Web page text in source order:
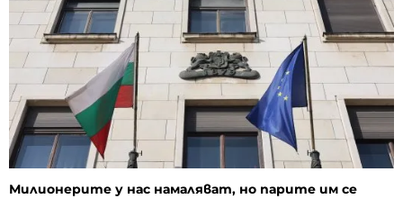
Милионерите у нас намаляват, но парите им се